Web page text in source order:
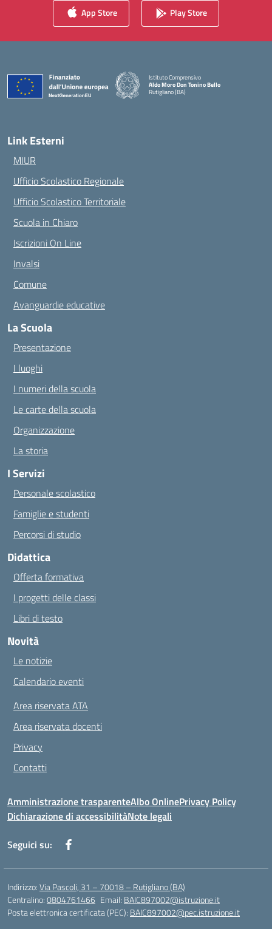
App Store Play Store
Istituto Comprensivo
Aldo Moro Don Tonino Bello
Rutigliano (BA)
— Visita la pagina iniziale della scuola
Link Esterni
MIUR
Ufficio Scolastico Regionale
Ufficio Scolastico Territoriale
Scuola in Chiaro
Iscrizioni On Line
Invalsi
Comune
Avanguardie educative
La Scuola
Presentazione
I luoghi
I numeri della scuola
Le carte della scuola
Organizzazione
La storia
I Servizi
Personale scolastico
Famiglie e studenti
Percorsi di studio
Didattica
Offerta formativa
I progetti delle classi
Libri di testo
Novità
Le notizie
Calendario eventi
Area riservata ATA
Area riservata docenti
Privacy
Contatti
Amministrazione trasparenteAlbo OnlinePrivacy Policy
Dichiarazione di accessibilitàNote legali
Seguici su:
Indirizzo:Via Pascoli, 31 – 70018 – Rutigliano (BA)
Centralino:0804761466 Email: BAIC897002@istruzione.it
Posta elettronica certificata (PEC): BAIC897002@pec.istruzione.it